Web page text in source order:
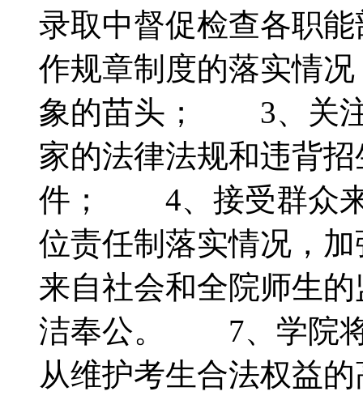
录取中督促检查各职
作规章制度的落实情
象的苗头； 3、关注
家的法律法规和违背
件； 4、接受群众
位责任制落实情况，
来自社会和全院师生
洁奉公。 7、学院将
从维护考生合法权益